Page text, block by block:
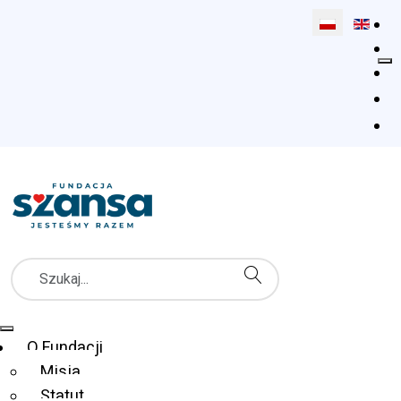
Wybierz
Szukaj
Menu Główne
O Fundacji
Misja
Statut